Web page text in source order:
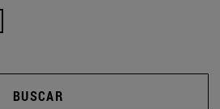
BUSCAR